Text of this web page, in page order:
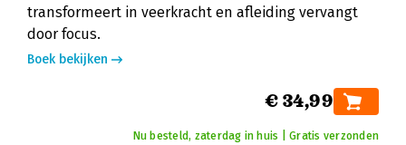
transformeert in veerkracht en afleiding vervangt
door focus.
Boek bekijken
€ 34,99
Nu besteld, zaterdag in huis | Gratis verzonden